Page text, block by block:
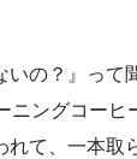
いの？』って
ニングコーヒ
て、一本取